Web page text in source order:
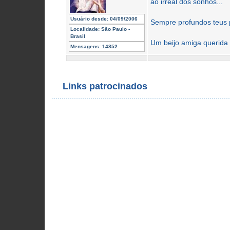
Usuário desde: 04/09/2006
Localidade: São Paulo -
Brasil
Mensagens: 14852
Sempre profundos teus
Um beijo amiga querida
Links patrocinados